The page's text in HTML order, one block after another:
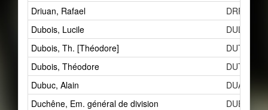
Driuan, Rafael
DRF
Dubois, Lucile
DULb
Dubois, Th. [Théodore]
DUT
Dubois, Théodore
DUT
Dubuc, Alain
DUA
Duchêne, Em. général de division
DUE